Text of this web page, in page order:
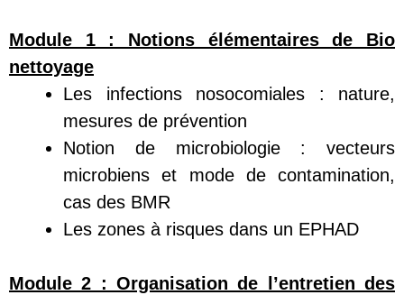
Module 1 : Notions élémentaires de Bio
nettoyage
Les infections nosocomiales : nature,
mesures de prévention
Notion de microbiologie : vecteurs
microbiens et mode de contamination,
cas des BMR
Les zones à risques dans un EPHAD
Module 2 : Organisation de l’entretien des